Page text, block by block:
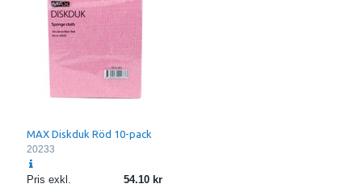
MAX Diskduk Röd 10-pack
20233
Pris exkl.
54.10